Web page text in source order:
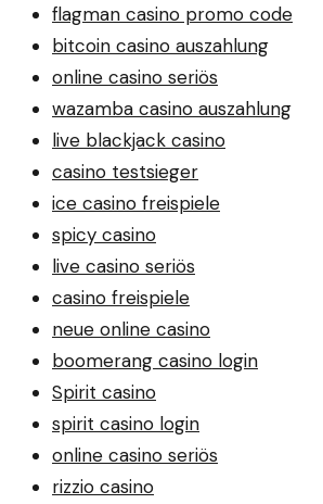
flagman casino promo code
bitcoin casino auszahlung
online casino seriös
wazamba casino auszahlung
live blackjack casino
casino testsieger
ice casino freispiele
spicy casino
live casino seriös
casino freispiele
neue online casino
boomerang casino login
Spirit casino
spirit casino login
online casino seriös
rizzio casino